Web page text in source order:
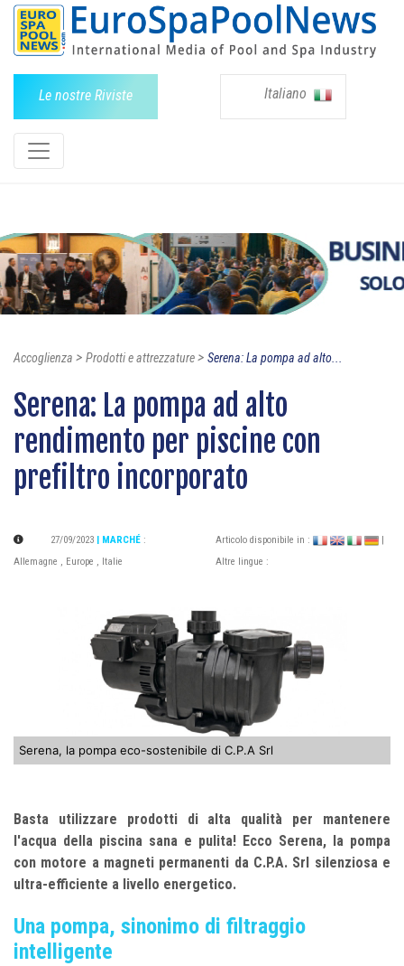
Le nostre Riviste Italiano
Accoglienza > Prodotti e attrezzature> Serena: La pompa ad alto...
Serena: La pompa ad alto
rendimento per piscine con
prefiltro incorporato
27/09/2023 | MARCHÉ :
Allemagne , Europe , Italie
Articolo disponibile in :
|
Altre lingue :
Serena, la pompa eco-sostenibile di C.P.A Srl
Basta utilizzare prodotti di alta qualità per mantenere
l'acqua della piscina sana e pulita! Ecco Serena, la pompa
con motore a magneti permanenti da C.P.A. Srl silenziosa e
ultra-efficiente a livello energetico.
Una pompa, sinonimo di filtraggio
intelligente